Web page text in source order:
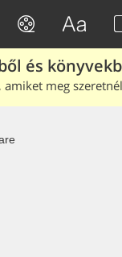
és
amiket meg